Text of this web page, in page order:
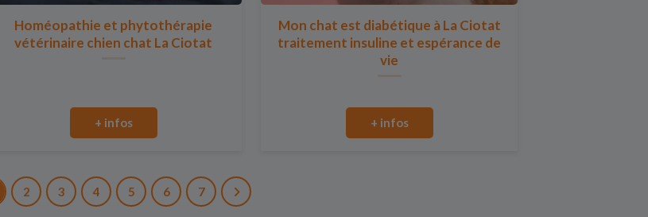
Homéopathie et phytothérapie
vétérinaire chien chat La Ciotat
+ infos
Mon chat est diabétique à La Ciotat
traitement insuline et espérance de
vie
+ infos
2 3 4 5 6 7